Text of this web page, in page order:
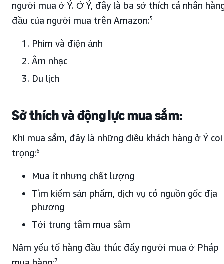
người mua ở Ý. Ở Ý, đây là ba sở thích cá nhân
đầu của người mua trên Amazon:5
Phim và điện ảnh
Âm nhạc
Du lịch
Sở thích và động lực mua sắm:
Khi mua sắm, đây là những điều khách hàng ở Ý coi
trọng:6
Mua ít nhưng chất lượng
Tìm kiếm sản phẩm, dịch vụ có nguồn gốc địa
phương
Tới trung tâm mua sắm
Năm yếu tố hàng đầu thúc đẩy người mua ở Pháp
7